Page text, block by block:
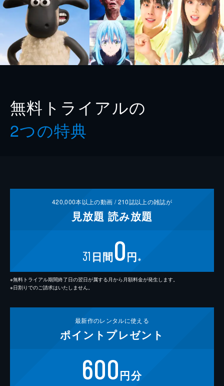
無料トライアルの
2つの特典
420,000本以上の動画 /210誌以上の雑誌が
見放題 読み放題
31 日間0円 ※
※無料トライアル期間終了日の翌日が属する月から月額料金が発生します。
※日割りでのご請求はいたしません。
最新作のレンタルに使える
ポイント プレゼント
600円分